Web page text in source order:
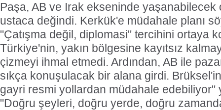
Paşa, AB ve Irak ekseninde yaşanabilecek
ustaca değindi. Kerkük'e müdahale planı
"Çatışma değil, diplomasi" tercihini ortaya
Türkiye'nin, yakın bölgesine kayıtsız
çizmeyi ihmal etmedi. Ardından, AB ile
sıkça konuşulacak bir alana girdi.
gayri resmi yollardan müdahale edebiliyor"
"Doğru şeyleri, doğru yerde, doğru